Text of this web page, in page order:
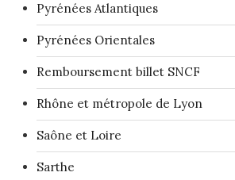
Pyrénées Atlantiques
Pyrénées Orientales
Remboursement billet SNCF
Rhône et métropole de Lyon
Saône et Loire
Sarthe